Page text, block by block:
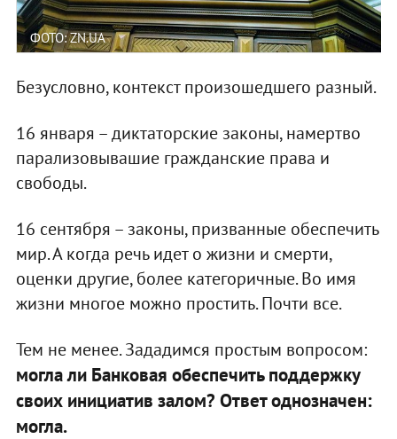
ФОТО: ZN.UA
Безусловно, контекст произошедшего разный.
16 января – диктаторские законы, намертво
парализовывашие гражданские права и
свободы.
16 сентября – законы, призванные обеспечить
мир. А когда речь идет о жизни и смерти,
оценки другие, более категоричные. Во имя
жизни многое можно простить. Почти все.
Тем не менее. Зададимся простым вопросом:
могла ли Банковая обеспечить поддержку
своих инициатив залом? Ответ однозначен:
могла.